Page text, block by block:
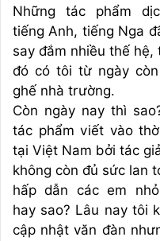
Những tác phẩm
tiếng Anh, tiếng Nga
say đắm nhiều thế hệ,
đó có tôi từ ngày
ghế nhà trường.
Còn ngày nay thì
tác phẩm viết vào
tại Việt Nam bởi tác
không còn đủ sức lan
hấp dẫn các em
hay sao? Lâu nay tôi
cập nhật văn đàn